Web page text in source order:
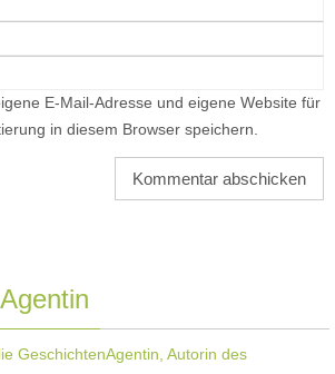
E-Mail-Adresse und eigene Website für
in diesem Browser speichern.